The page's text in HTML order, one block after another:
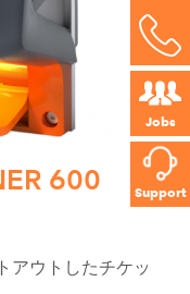
Jobs
Support
600
アウトしたチケッ